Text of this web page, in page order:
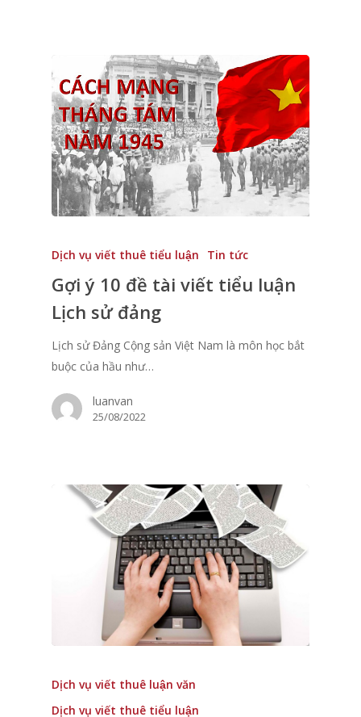
Dịch vụ viết thuê tiểu luận Tin tức
Gợi ý 10 đề tài viết tiểu luận
Lịch sử đảng
Lịch sử Đảng Cộng sản Việt Nam là môn học bắt
buộc của hầu như…
luanvan
25/08/2022
Dịch vụ viết thuê luận văn
Dịch vụ viết thuê tiểu luận